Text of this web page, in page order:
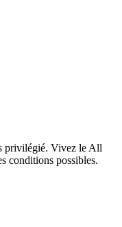
privilégié. Vivez le All
conditions possibles.